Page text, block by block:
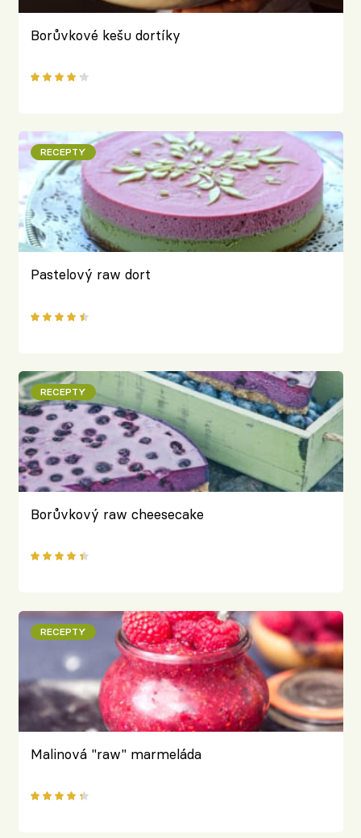
Borůvkové kešu dortíky
RECEPTY
Pastelový raw dort
RECEPTY
Borůvkový raw cheesecake
RECEPTY
Malinová "raw" marmeláda